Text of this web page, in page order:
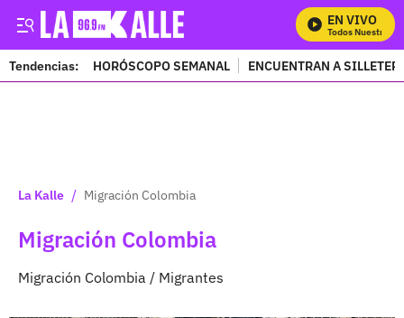
EN VIVO
Mira Todos Nuestros
Tendencias: HORÓSCOPO SEMANAL ENCUENTRAN A
La Kalle / Migración Colombia
Migración Colombia
Migración Colombia / Migrantes